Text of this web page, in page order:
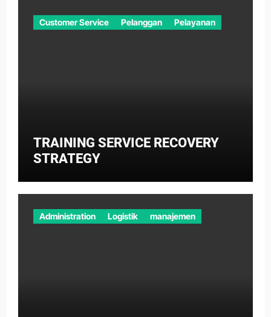
Customer Service Pelanggan Pelayanan
TRAINING SERVICE RECOVERY
STRATEGY
Administration Logistik manajemen